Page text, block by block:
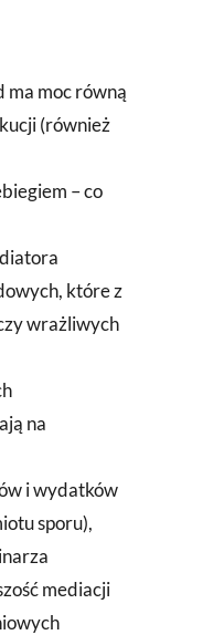
ma moc równą
(również
– co
które z
wrażliwych
na
i wydatków
sporu),
mediacji